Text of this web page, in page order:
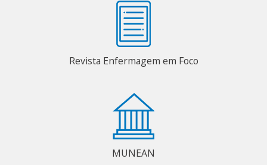
Revista Enfermagem em Foco
MUNEAN